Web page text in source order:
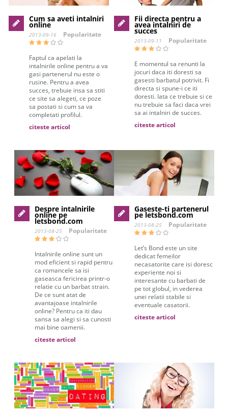
Cum sa aveti intalniri
online
2013-09-16 Popularitate
Faptul ca apelati la
intalnirile online pentru a va
gasi partenerul nu este o
rusine. Pentru a avea
succes, trebuie insa sa stiti
ce site sa alegeti, ce poze
sa postati si cum sa va
completati profilul.
citeste articol
Fii directa pentru a
avea intalniri de
succes
2013-09-11 Popularitate
E momentul sa renunti la
jocuri daca iti doresti sa
gasesti barbatul potrivit. Fi
directa si spune-i ce iti
doresti. Iata ce trebuie si ce
nu trebuie sa faci daca vrei
sa ai intalniri de succes.
citeste articol
Despre intalnirile
online pe
letsbond.com
2013-08-25 Popularitate
Intalnirile online sunt un
mod eficient si rapid pentru
ca romancele sa isi
gaseasca fericirea printr-o
relatie cu un barbat strain.
De ce sunt atat de
avantajoase intalnirile
online? Pentru ca iti dau
sansa sa alegi si sa cunosti
mai bine oamenii.
citeste articol
Gaseste-ti partenerul
pe letsbond.com
2013-08-25 Popularitate
Let’s Bond este un site
dedicat femeilor
necasatorite care isi doresc
experiente noi si
interesante cu barbati de
pe tot globul, in vederea
unei relatii stabile si
eventuale casatorii.
citeste articol